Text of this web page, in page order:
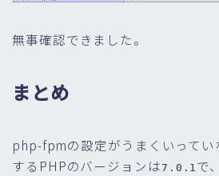
無事確認できました。
まとめ
php-fpmの設定がうまくいってい
するPHPのバージョンは7.0.1 で、